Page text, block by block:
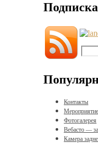
Контакты
Фотогалерея
Вебасто —
Камера